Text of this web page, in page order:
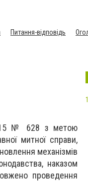
Питання-відповідь
№ 628 з метою
митної справи,
механізмів
наказом
проведення